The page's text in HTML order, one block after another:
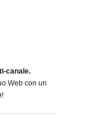
canale.
Web con un
!